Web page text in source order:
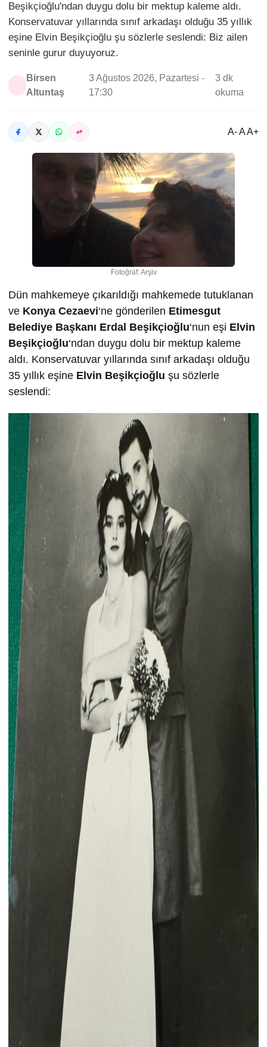
Beşikçioğlu'ndan duygu dolu bir mektup kaleme aldı.
Konservatuvar yıllarında sınıf arkadaşı olduğu 35 yıllık
eşine Elvin Beşikçioğlu şu sözlerle seslendi: Biz ailen
seninle gurur duyuyoruz.
Birsen
Altuntaş
3 Ağustos 2026, Pazartesi -
17:30
3 dk
okuma
A- A A+
Fotoğraf: Arşiv
Dün mahkemeye çıkarıldığı mahkemede tutuklanan
ve Konya Cezaevi‘ne gönderilen Etimesgut
Belediye Başkanı Erdal Beşikçioğlu‘nun eşi Elvin
Beşikçioğlu‘ndan duygu dolu bir mektup kaleme
aldı. Konservatuvar yıllarında sınıf arkadaşı olduğu
35 yıllık eşine Elvin Beşikçioğlu şu sözlerle
seslendi: